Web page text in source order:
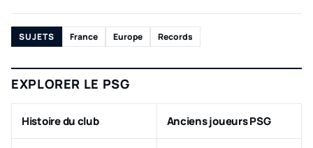
SUJETS France Europe Records
EXPLORER LE PSG
Histoire du club Anciens joueurs PSG